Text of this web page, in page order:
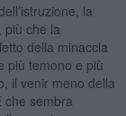
la
più che la
della minaccia
più temono e più
il venir meno della
che sembra